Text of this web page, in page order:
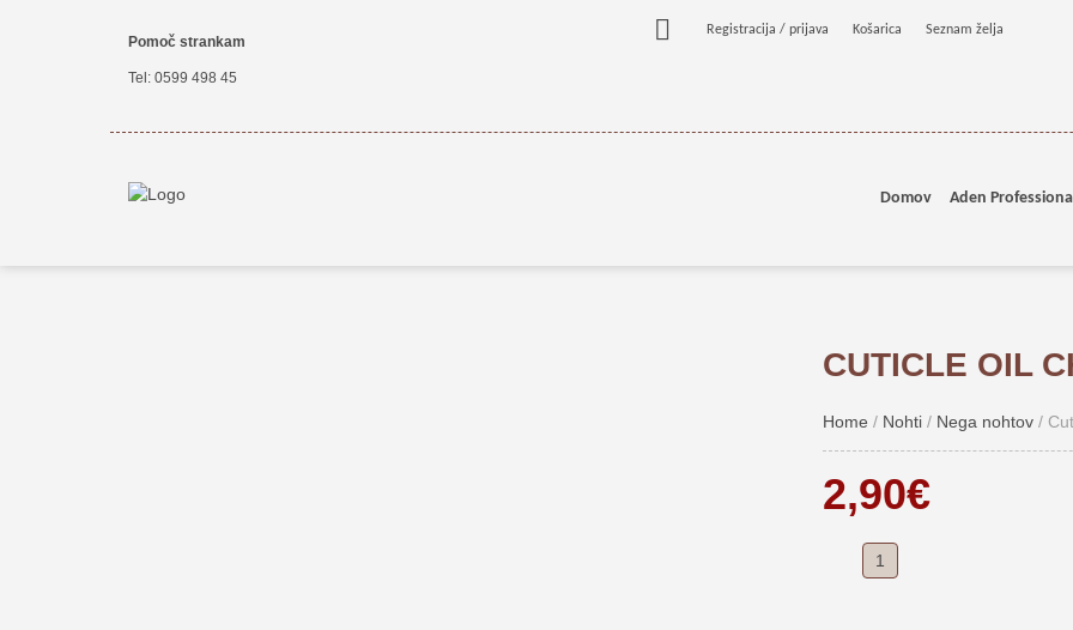
Pomoč strankam
Tel: 0599 498 45
Registracija / prijava Košarica Seznam želja
Domov Aden
CUTICLE OIL
Home / Nohti / Nega nohtov /
2,90€
Cuticle